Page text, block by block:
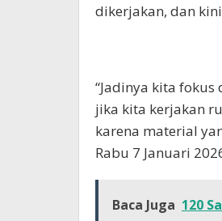
dikerjakan, dan
“Jadinya kita
jika kita kerjakan
karena material
Rabu 7 Januari
Baca Juga 120